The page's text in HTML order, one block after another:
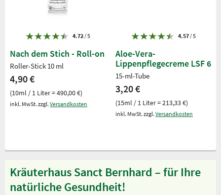
4.72/ 5
Nach dem Stich - Roll-on
Roller-Stick 10 ml
4,90 €
(10ml / 1 Liter = 490,00 €)
inkl. MwSt. zzgl. Versandkosten
4.57/ 5
Aloe-Vera-
Lippenpflegecreme LSF 6
15-ml-Tube
3,20 €
(15ml / 1 Liter = 213,33 €)
inkl. MwSt. zzgl. Versandkosten
Kräuterhaus Sanct Bernhard – für Ihre
natürliche Gesundheit!